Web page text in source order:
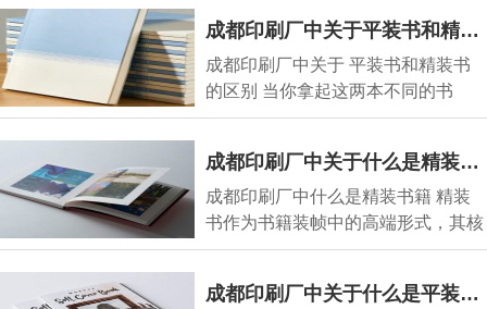
成都印刷厂中关于平装书和精装书的区别
成都印刷厂中关于 平装书和精装书
的区别 当你拿起这两本不同的书
时，不妨仔细观察
成都印刷厂中关于什么是精装书籍
成都印刷厂中什么是精装书籍 精装
书作为书籍装帧中的高端形式，其核
心特征在于采用
成都印刷厂中关于什么是平装书籍